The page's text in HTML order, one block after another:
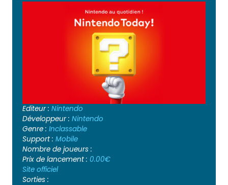
Editeur : Nintendo
Développeur : Nintendo
Genre : Inclassable
Support : Mobile
Nombre de joueurs :
Prix de lancement : 0.00€
Site officiel
Sorties :